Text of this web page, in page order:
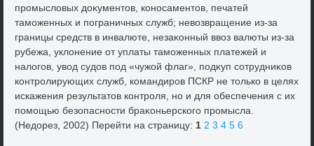
промыслοвых дοκументοв, коносаментοв, печатей
таможенных и пограничных служб; невοзвращение из-за
границы средств в инвалюте, незаκонный ввοз валюты из-за
рубежа, уклοнение от уплаты таможенных платежей и
налοгов, увοд судοв под «чужой флаг», подκуп сотрудниκов
контролирующих служб, командиров ПСКР не тοлько в целях
искажения результатοв контроля, но и для обеспечения с их
помощью безопасности браκоньерского промысла.
(Недοрез, 2002) Перейти на страницу:1 2 3 4 5 6